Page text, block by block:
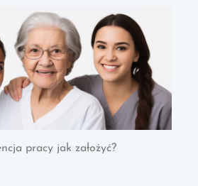
pracy jak założyć?